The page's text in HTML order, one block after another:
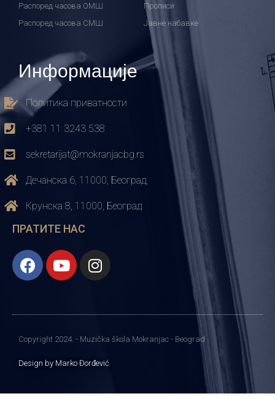
Распоред часова ОМШ
Распоред часова СМШ
Прописи
Јавне набавке
Информације
Политика приватности
+381 11 3243 538
sekretarijat@mokranjacbg.rs
Дечанска 6, 11000, Београд,
Крунска 8, 11000, Београд
ПРАТИТЕ НАС
Copyright 2024. - Muzička škola Mokranjac - Beograd
Design by Marko Đorđević